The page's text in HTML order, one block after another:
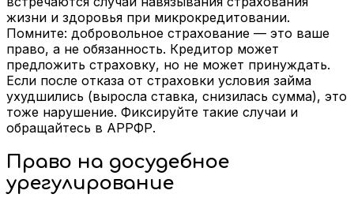
жизни и здоровья при микрокредитовании.
Помните: добровольное страхование — это ваше
право, а не обязанность. Кредитор может
предложить страховку, но не может принуждать.
Если после отказа от страховки условия займа
ухудшились (выросла ставка, снизилась сумма), это
тоже нарушение. Фиксируйте такие случаи и
обращайтесь в АРРФР.
Право на досудебное
урегулирование